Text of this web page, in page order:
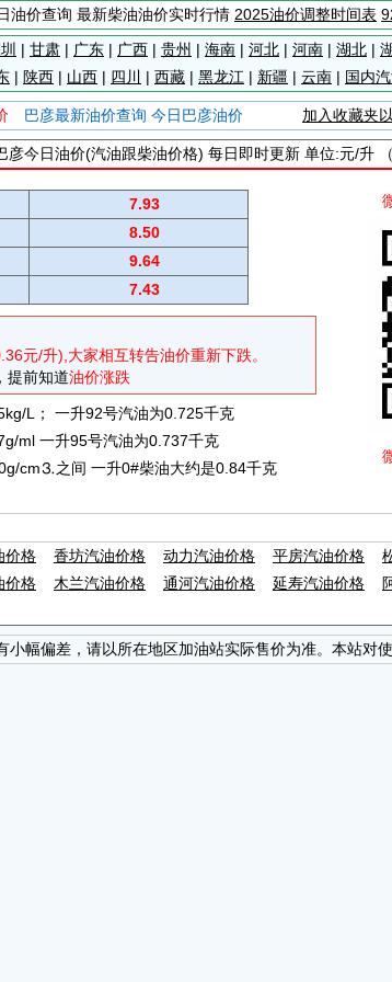
油价查询 最新柴油油价实时行情 2025油价调整时间表
| 甘肃 | 广东 | 广西 | 贵州 | 海南 | 河北 | 河南 | 湖北 |
| 陕西 | 山西 | 四川 | 西藏 | 黑龙江 | 新疆 | 云南 | 国内
巴彦最新油价查询 今日巴彦油价 加入收藏夹
彦今日油价(汽油跟柴油价格) 每日即时更新 单位:元/升
7.93
8.50
9.64
7.43
元/升),大家相互转告油价重新下跌。
提前知道油价涨跌
L； 一升92号汽油为0.725千克
ml 一升95号汽油为0.737千克
cm⒊之间 一升0#柴油大约是0.84千克
价格 香坊汽油价格 动力汽油价格 平房汽油价格
价格 木兰汽油价格 通河汽油价格 延寿汽油价格
幅偏差，请以所在地区加油站实际售价为准。本站对